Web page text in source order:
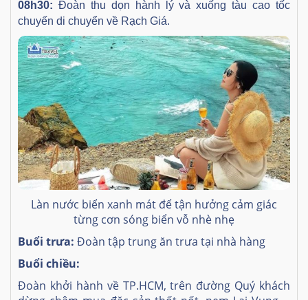
08h30: Đoàn thu dọn hành lý và xuống tàu cao tốc
chuyến di chuyển về Rạch Giá.
Làn nước biển xanh mát để tận hưởng cảm giác
từng cơn sóng biển vỗ nhè nhẹ
Buổi trưa: Đoàn tập trung ăn trưa tại nhà hàng
Buổi chiều:
Đoàn khởi hành về TP.HCM, trên đường Quý khách